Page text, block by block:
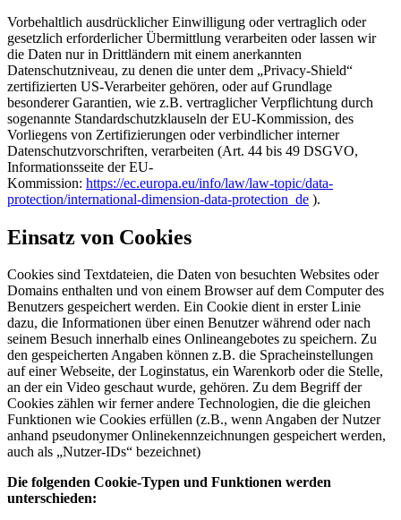
Vorbehaltlich ausdrücklicher Einwilligung oder vertraglich oder
gesetzlich erforderlicher Übermittlung verarbeiten oder lassen wir
die Daten nur in Drittländern mit einem anerkannten
Datenschutzniveau, zu denen die unter dem „Privacy-Shield“
zertifizierten US-Verarbeiter gehören, oder auf Grundlage
besonderer Garantien, wie z.B. vertraglicher Verpflichtung durch
sogenannte Standardschutzklauseln der EU-Kommission, des
Vorliegens von Zertifizierungen oder verbindlicher interner
Datenschutzvorschriften, verarbeiten (Art. 44 bis 49 DSGVO,
Informationsseite der EU-
Kommission: https://ec.europa.eu/info/law/law-topic/data-
protection/international-dimension-data-protection_de ).
Einsatz von Cookies
Cookies sind Textdateien, die Daten von besuchten Websites oder
Domains enthalten und von einem Browser auf dem Computer des
Benutzers gespeichert werden. Ein Cookie dient in erster Linie
dazu, die Informationen über einen Benutzer während oder nach
seinem Besuch innerhalb eines Onlineangebotes zu speichern. Zu
den gespeicherten Angaben können z.B. die Spracheinstellungen
auf einer Webseite, der Loginstatus, ein Warenkorb oder die Stelle,
an der ein Video geschaut wurde, gehören. Zu dem Begriff der
Cookies zählen wir ferner andere Technologien, die die gleichen
Funktionen wie Cookies erfüllen (z.B., wenn Angaben der Nutzer
anhand pseudonymer Onlinekennzeichnungen gespeichert werden,
auch als „Nutzer-IDs“ bezeichnet)
Die folgenden Cookie-Typen und Funktionen werden
unterschieden: